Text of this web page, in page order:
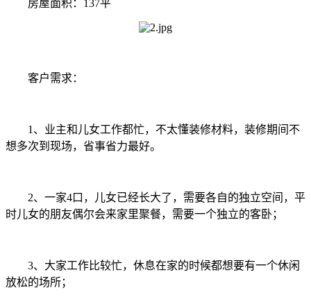
房屋面积：137平
客户需求：
1、业主和儿女工作都忙，不太懂装修材料，装修期间不
想多次到现场，省事省力最好。
2、一家4口，儿女已经长大了，需要各自的独立空间，平
时儿女的朋友偶尔会来家里聚餐，需要一个独立的客卧；
3、大家工作比较忙，休息在家的时候都想要有一个休闲
放松的场所；